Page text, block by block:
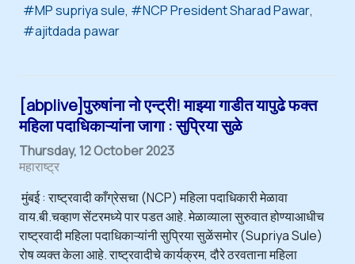
MP supriya sule
NCP President Sharad Pawar
ajitdada pawar
[abplive]पुरुषांना नो एन्ट्री! माझ्या गाडीत यापुढे फक्त
महिला पदाधिकाऱ्यांना जागा : सुप्रिया सुळे
Thursday, 12 October 2023
महाराष्ट्र
मुंबई : राष्ट्रवादी काँग्रेसचा (NCP) महिला पदाधिकारी मेळावा
वाय.बी.चव्हाण सेंटरमध्ये पार पडत आहे. मेळाव्याला सुरुवात होण्याआधीच
राष्ट्रवादी महिला पदाधिकाऱ्यांनी सुप्रिया सुळेंसमोर (Supriya Sule)
रोष व्यक्त केला आहे. राष्ट्रवादीचे कार्यक्रम, दौरे ठरवताना महिला